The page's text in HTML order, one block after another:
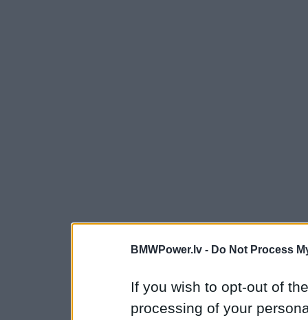
BMWPower.lv - Do Not Process
If you wish to opt-out of
processing of your